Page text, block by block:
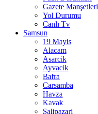
Gazete Manşetleri
Yol Durumu
Canlı Tv
Samsun
19 Mayis
Alacam
Asarcik
Ayvacik
Bafra
Carsamba
Havza
Kavak
Salipazari